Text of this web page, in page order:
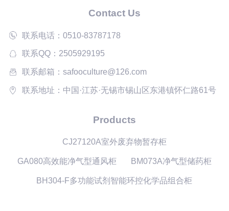
Contact Us
联系电话：0510-83787178
联系QQ：2505929195
联系邮箱：safooculture@126.com
联系地址：中国·江苏·无锡市锡山区东港镇怀仁路61号
Products
CJ27120A室外废弃物暂存柜
GA080高效能净气型通风柜 BM073A净气型储药柜
BH304-F多功能试剂智能环控化学品组合柜